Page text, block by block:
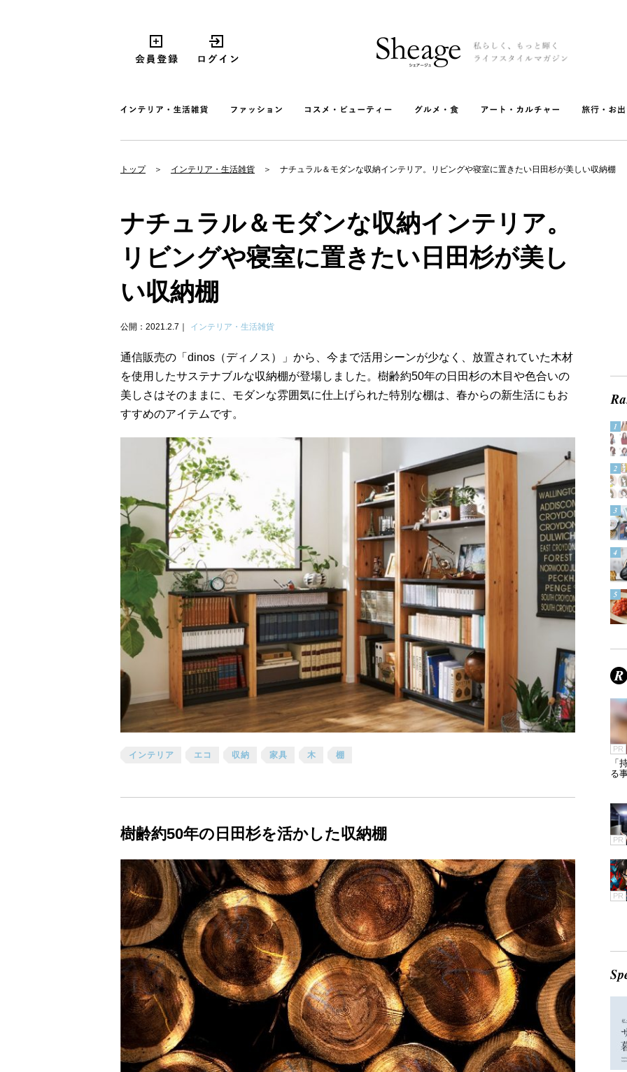
トップ インテリア・生活雑貨 ナチュラル＆モダンな収納インテリア。リビングや寝室に置きたい日田杉が美しい収納棚
ナチュラル＆モダンな収納インテリア。
リビングや寝室に置きたい日田杉が美し
い収納棚
公開：2021.2.7 インテリア・生活雑貨
通信販売の「dinos（ディノス）」から、今まで活用シーンが少なく、放置されていた木材
を使用したサステナブルな収納棚が登場しました。樹齢約50年の日田杉の木目や色合いの
美しさはそのままに、モダンな雰囲気に仕上げられた特別な棚は、春からの新生活にもお
すすめのアイテムです。
インテリア エコ 収納 家具 木 棚
樹齢約50年の日田杉を活かした収納棚
PR
「
る
PR
PR